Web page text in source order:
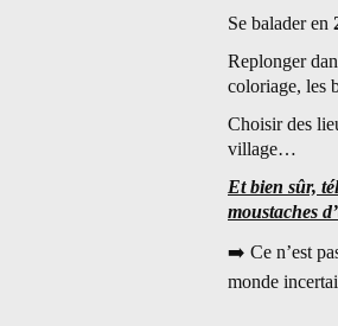
Se balader en
Replonger
coloriage, les
Choisir des
village…
Et bien sûr,
moustaches
➡️ Ce n’est
monde